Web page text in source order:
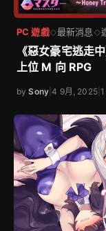
PC 遊戲◇最新消息 ◇
《惡女豪宅逃走
上位 M 向 RPG
bySony |4 9月, 2025|